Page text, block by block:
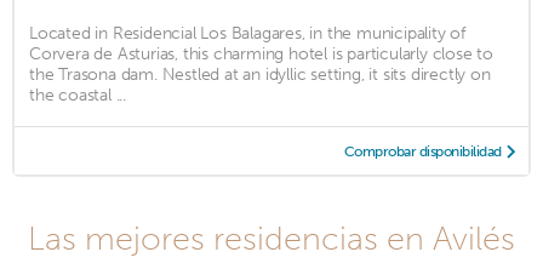
Located in Residencial Los Balagares, in the municipality of
Corvera de Asturias, this charming hotel is particularly close to
the Trasona dam. Nestled at an idyllic setting, it sits directly on
the coastal ...
Comprobar disponibilidad
Las mejores residencias en Avilés